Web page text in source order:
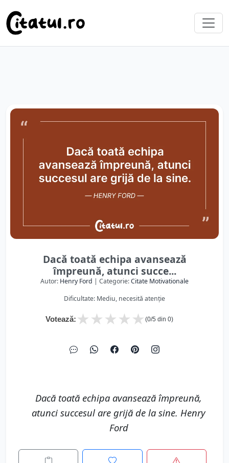
Dacă toată echipa avansează
împreună, atunci succe...
Autor: Henry Ford | Categorie:Citate Motivationale
Dificultate: Mediu, necesită atenție
Votează: ★
★
★
★
★ (0/5 din 0)
Dacă toată echipa avansează împreună,
atunci succesul are grijă de la sine. Henry
Ford